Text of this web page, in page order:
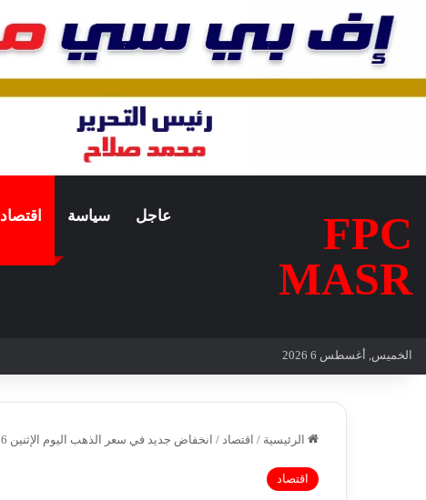
FPC
MASR
عاجل سياسة اقتصاد
الخميس, أغسطس 6 2026
الرئيسية / اقتصاد / انخفاض جديد في سعر الذهب اليوم الإثنين 6 يوليو 2026 في مصر: عيار 21 يسجل تراجع
اقتصاد